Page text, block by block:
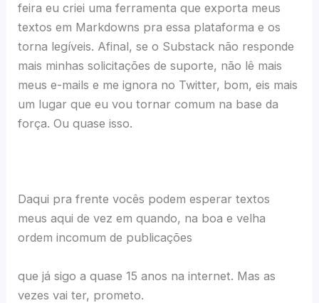
feira eu criei uma ferramenta que exporta meus
textos em Markdowns pra essa plataforma e os
torna legíveis. Afinal, se o Substack não responde
mais minhas solicitações de suporte, não lê mais
meus e-mails e me ignora no Twitter, bom, eis mais
um lugar que eu vou tornar comum na base da
força. Ou quase isso.
Daqui pra frente vocês podem esperar textos
meus aqui de vez em quando, na boa e velha
ordem incomum de publicações
que já sigo a quase 15 anos na internet. Mas as
vezes vai ter, prometo.